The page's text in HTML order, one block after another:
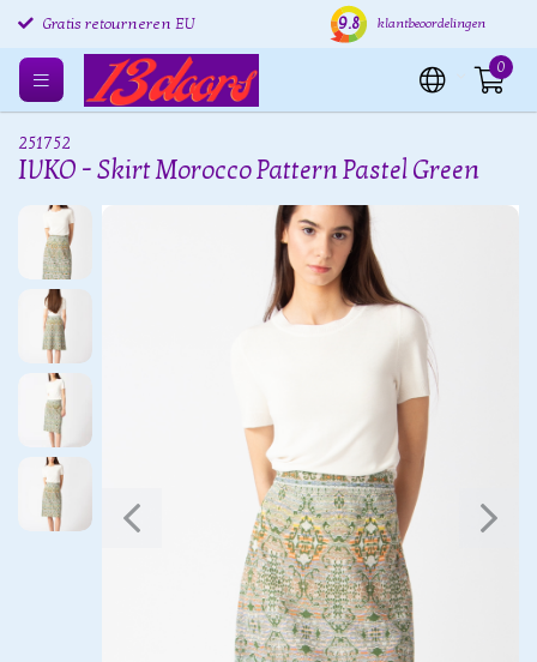
Gratis retourneren EU Verzending binnen 24 uur
9.8 klantbeoordelingen
0
251752
IVKO - Skirt Morocco Pattern Pastel Green